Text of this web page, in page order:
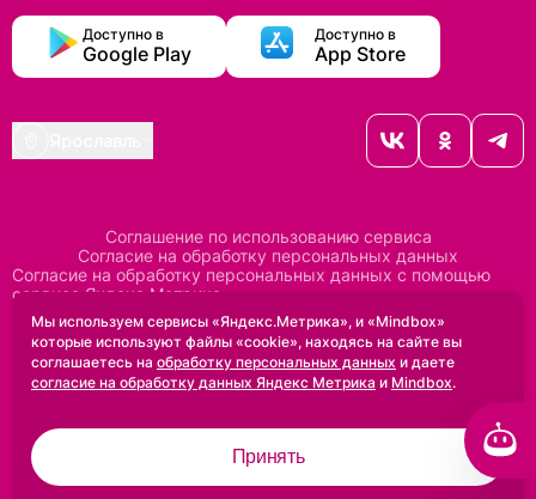
Доступно в
Google Play
Доступно в
App Store
2005-2026 ©
Дизайн сделан вUprock
Проектирование и SEO:
Baklenev SEO
Разработано вQualitica
Соглашение по использованию сервиса
Согласие на обработку персональных данных
Согласие на обработку персональных данных с помощью
сервиса Яндекс Метрика
Согласие на обработку персональных данных с помощью
сервиса Mindbox
Положение по обработке персональных данных
Политика конфиденциальностиДоговор оферты
Мы используем сервисы «Яндекс.Метрика», и «Mindbox»
которые используют файлы «cookie», находясь на сайте вы
соглашаетесь на обработку персональных данных и даете
согласие на обработку данных Яндекс Метрика и Mindbox.
Принять